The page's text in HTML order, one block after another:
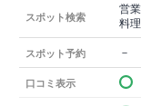
スポット検索
営
料
スポット予約 －
口コミ表示